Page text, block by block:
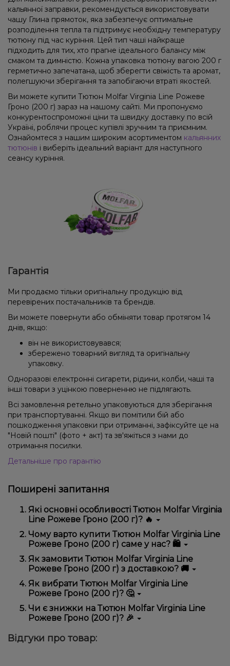
кальянної заправки, рекомендується використовувати
чашу Глина прямоток, яка забезпечує оптимальне
розподілення тепла та підтримує необхідну температуру
тютюну під час куріння. Цей тип чаші найкраще
підходить для тих, хто прагне ідеального балансу між
смаком та димністю. Кожна упаковка тютюну вагою 200 г
герметично запечатана, щоб зберегти свіжість та аромат,
полегшуючи зберігання та запобігаючи втраті якостей.
Ви можете купити Тютюн Molfar Virginia Line Рожеве
Гроно (200 г) зараз на нашому сайті. Ми пропонуємо
конкурентоспроможні ціни та швидку доставку по всій
Україні, роблячи процес купівлі зручним та приємним.
Ознайомтеся з нашим широким асортиментом кальянних
тютюнів і виберіть ідеальний варіант для наступного
сеансу куріння.
Гарантія
Ми продаємо тільки оригінальну продукцію від
перевірених постачальників та брендів.
Ви можете повернути або обміняти товар протягом 14
днів, якщо:
він не використовувався;
збережено товарний вигляд та оригінальну
упаковку.
Одноразові електронні сигарети, рідини, колби, чаші та
інші товари з уцінкою поверненню не підлягають.
Всі замовлення ретельно упаковуються для зберігання
при транспортуванні. Якщо ви помітили бій або
пошкодження упаковки при отриманні, зафіксуйте це на
"Новій пошті" (фото + акт) та зв'яжіться з нами до
отримання посилки.
Детальніше про гарантію
Поширені запитання
Які основні особливості Тютюн Molfar Virginia
Line Рожеве Гроно (200 г)? 🔥
Тютюн Molfar Virginia Line Рожеве Гроно (200 г)
відрізняється високою якістю, зручністю
використання та надійністю.
Чому варто купити Тютюн Molfar Virginia Line
Рожеве Гроно (200 г) саме у нас? 🛍️
Ми пропонуємо тільки оригінальну продукцію,
широкий асортимент, вигідні ціни та швидку
доставку. Крім того, у нас регулярні акції та знижки
для клієнтів!
Як замовити Тютюн Molfar Virginia Line
Рожеве Гроно (200 г) з доставкою? 🚚
Оформити замовлення можна в кілька кліків:
Додайте Тютюн Molfar Virginia Line Рожеве
Гроно (200 г) до кошика.
Перейдіть до оформлення замовлення.
Підтвердіть замовлення – ми швидко
надішлемо його вам!
Як вибрати Тютюн Molfar Virginia Line
Рожеве Гроно (200 г)? 🤔
Вибір залежить від ваших уподобань – наприклад,
якщо це кальян, враховуйте розмір, матеріал та тип
чаші, якщо вейп – потужність та смак. Наші
варіант.
Чи є знижки на Тютюн Molfar Virginia Line
Рожеве Гроно (200 г)? 🎉
спеціальні пропозиції. Слідкуйте за оновленнями на
Відгуки про товар: